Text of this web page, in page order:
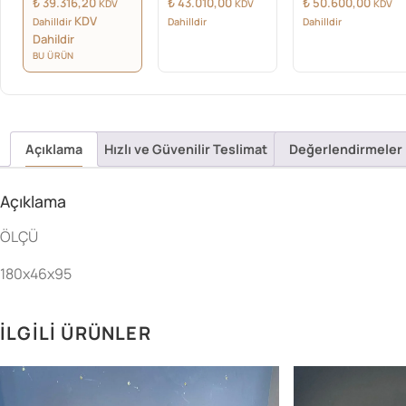
KDV
Dahilldir KDV
Dahildir
BU ÜRÜN
KDV
Dahilldir
KDV
Dahilldir
Açıklama Hızlı ve Güvenilir Teslimat
Açıklama
ÖLÇÜ
180x46x95
İLGILI ÜRÜNLER